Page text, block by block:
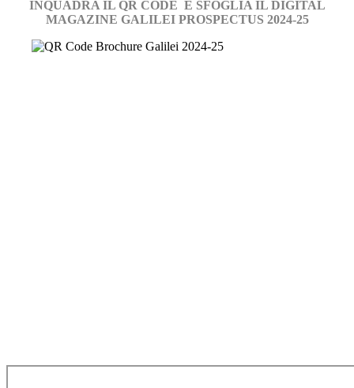
INQUADRA IL QR CODE E SFOGLIA IL DIGITAL
MAGAZINE GALILEI PROSPECTUS 2024-25